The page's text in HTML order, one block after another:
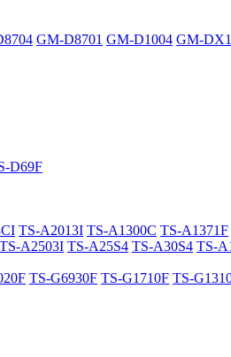
GM-D8701 GM-D1004 GM-
D69F
TS-A2013I TS-A1300C TS-A1371F
TS-A2503I TS-A25S4 TS-A30S4 TS-
TS-G6930F TS-G1710F TS-